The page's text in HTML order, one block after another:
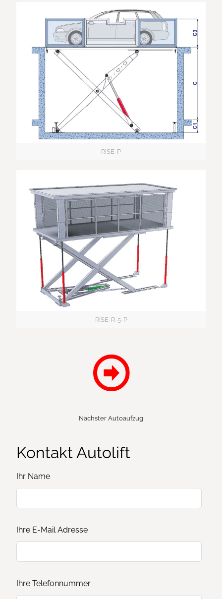
RISE-P
RISE-R-5-P
Nächster Autoaufzug
Kontakt Autolift
Ihr Name
Ihre E-Mail Adresse
Ihre Telefonnummer